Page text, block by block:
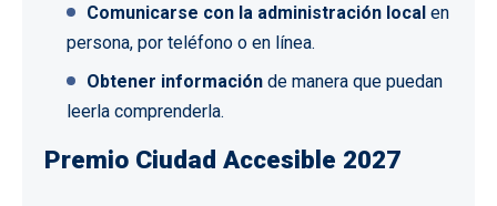
Comunicarse con la administración local en
persona, por teléfono o en línea.
Obtener información de manera que puedan
leerla comprenderla.
Premio Ciudad Accesible 2027